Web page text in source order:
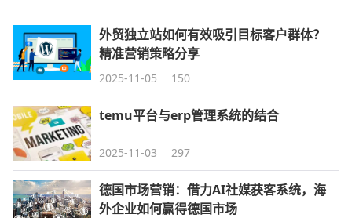
外贸独立站如何有效吸引目标客户群体？
精准营销策略分享
2025-11-05 150
temu平台与erp管理系统的结合
2025-11-03 297
德国市场营销：借力AI社媒获客系统，海
外企业如何赢得德国市场